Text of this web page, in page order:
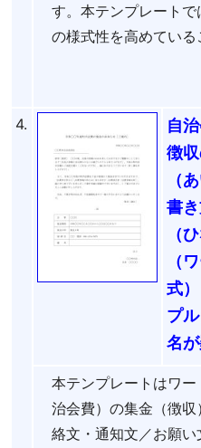
す。本テンプレート
の様式性を高めている
4.
自
徴
（
書
（
（
式
プ
名が
本テンプレートはワ
治会費）の集金（徴
絡文・通知文／お願